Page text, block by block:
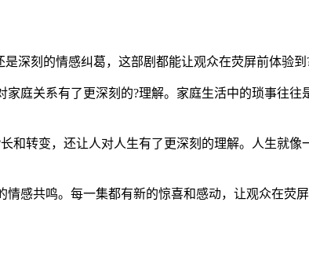
深刻的情感纠葛，这部剧都能让观众在荧屏前体验到
庭关系有了更深刻的?理解。家庭生活中的琐事往往
和转变，还让人对人生有了更深刻的理解。人生就像
感共鸣。每一集都有新的惊喜和感动，让观众在荧屏